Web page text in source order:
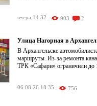
вчера 14:32 903 2
Улица Нагорная в
В Архангельске
маршруты. Из-за ремонта
ТРК «Сафари» ограничили до
06.08.26 18:35 756